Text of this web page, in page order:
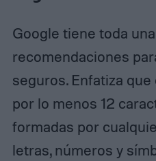
Google tiene toda
recomendaciones
seguros. Enfatiza
por lo menos 12
formadas por
letras, números y